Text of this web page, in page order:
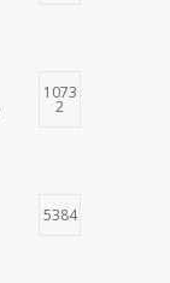
1073
2
5384